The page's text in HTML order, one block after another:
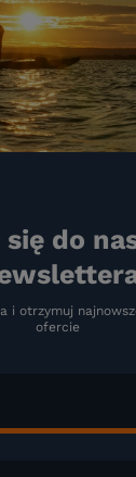
do
i otrzymuj
ofercie